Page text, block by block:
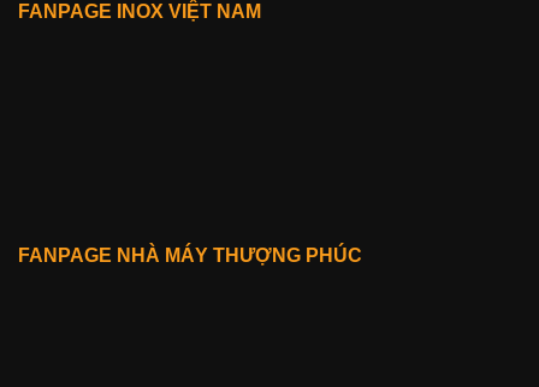
FANPAGE INOX VIỆT NAM
FANPAGE NHÀ MÁY THƯỢNG PHÚC